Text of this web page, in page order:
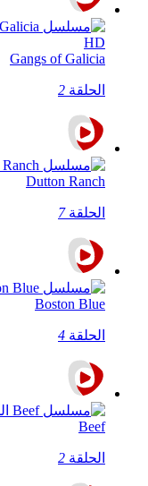
Gangs of Galicia
الحلقة 2
Dutton Ranch
الحلقة7
Boston Blue
الحلقة 4
Beef
الحلقة 2